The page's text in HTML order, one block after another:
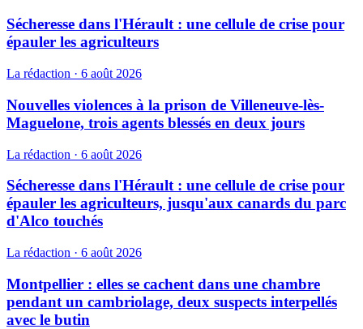
Sécheresse dans l'Hérault : une cellule de crise pour
épauler les agriculteurs
La rédaction · 6 août 2026
Nouvelles violences à la prison de Villeneuve-lès-
Maguelone, trois agents blessés en deux jours
La rédaction · 6 août 2026
Sécheresse dans l'Hérault : une cellule de crise pour
épauler les agriculteurs, jusqu'aux canards du parc
d'Alco touchés
La rédaction · 6 août 2026
Montpellier : elles se cachent dans une chambre
pendant un cambriolage, deux suspects interpellés
avec le butin